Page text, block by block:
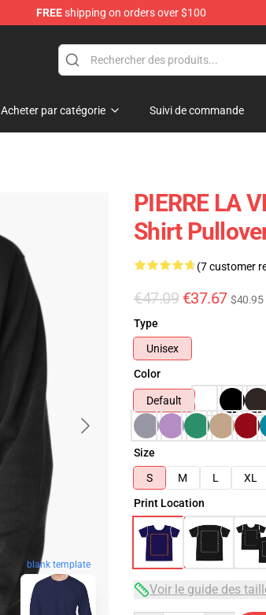
FREEshipping on orders over $100
Acheter par catégorie Suivi de commande
blank template
PIERRE LA
Shirt
(7 customer
€47.09 €37.67 $40.95
Type
Unisex
Color
Default
Size
S
M L XL
Print Location
Voir le guide des